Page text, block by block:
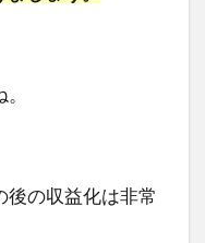
後の収益化は非常